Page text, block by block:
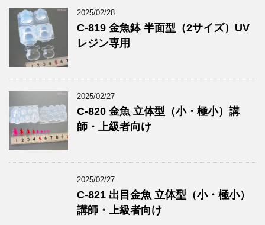
2025/02/28
C-819 金魚鉢 半面型（2サイズ）UV
レジン専用
2025/02/27
C-820 金魚 立体型（小・極小）講
師・上級者向け
2025/02/27
C-821 出目金魚 立体型（小・極小）
講師・上級者向け